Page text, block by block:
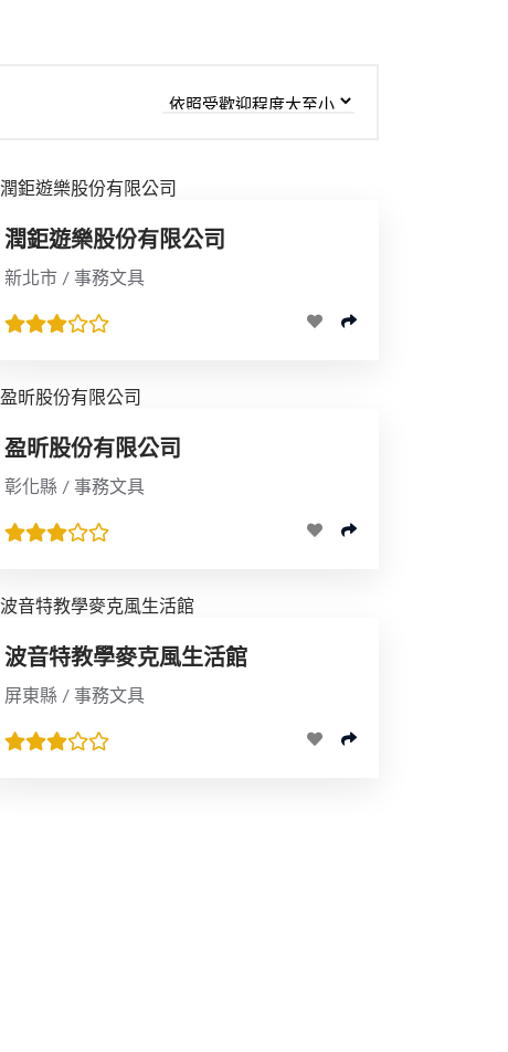
潤鉅遊樂股份有限公司
新北市 / 事務文具
盈昕股份有限公司
彰化縣 / 事務文具
波音特教學麥克風生活館
屏東縣 / 事務文具